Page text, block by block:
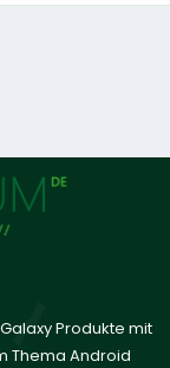
Produkte mit
Thema Android